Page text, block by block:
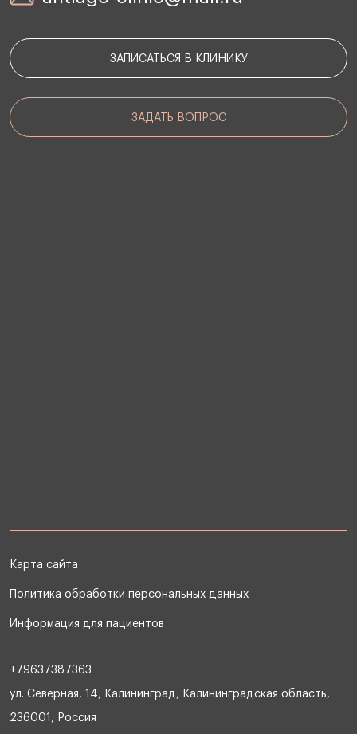
ЗАПИСАТЬСЯ В КЛИНИКУ
ЗАДАТЬ ВОПРОС
Карта сайта
Политика обработки персональных данных
Информация для пациентов
+79637387363
ул. Северная, 14, Калининград, Калининградская область,
236001, Россия